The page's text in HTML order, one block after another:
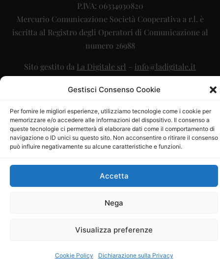
Gestisci Consenso Cookie
Per fornire le migliori esperienze, utilizziamo tecnologie come i cookie per
memorizzare e/o accedere alle informazioni del dispositivo. Il consenso a
queste tecnologie ci permetterà di elaborare dati come il comportamento di
navigazione o ID unici su questo sito. Non acconsentire o ritirare il consenso
può influire negativamente su alcune caratteristiche e funzioni.
Accetta
Nega
Visualizza preferenze
Cookie Policy Dichiarazione sulla Privacy
P.IVA: 06334930820
Mercurio Comunicazione Società Cooperativa a r.l. è
iscritta al Registro degli Operatori di Comunicazione al
numero 26988
Sito gestito da La Digitale srl – info@ladigitale.it